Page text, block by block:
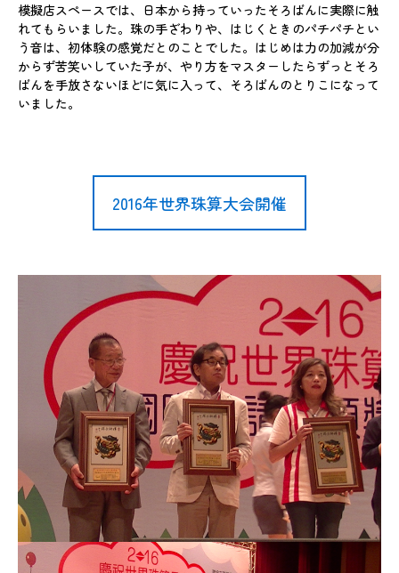
模擬店スペースでは、日本から持っていったそろばんに実際に触
れてもらいました。珠の手ざわりや、はじくときのパチパチとい
う音は、初体験の感覚だとのことでした。はじめは力の加減が分
からず苦笑いしていた子が、やり方をマスターしたらずっとそろ
ばんを手放さないほどに気に入って、そろばんのとりこになって
いました。
2016年世界珠算大会開催